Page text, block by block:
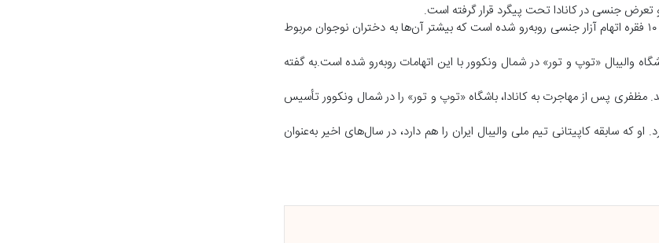
رسانه‌های کانادایی به نقل از پلیس این کشور اعلام کردند، ایرج مظفری در کانادا با ۱۰ فقره اتهام آزار جنسی روبه‌رو شده است که بیشتر آن‌ها به دختران نوجوان مربوط
۵۷ساله، بنیان‌گذار و سرمربی باشگاه والیبال «توپ و تور» در شمال ونکوور با این اتهامات روبه‌رو شده است.به گفته
در زمان وقوع این اتهام‌ها، زیر ۱۸ سال سن داشتند. مظفری پس از مهاجرت به کانادا، باشگاه «توپ و تور» را در شمال ونکوور تأسیس
که سابقه کاپیتانی تیم ملی والیبال ایران را هم دارد، در سال‌های اخیر به‌عنوان